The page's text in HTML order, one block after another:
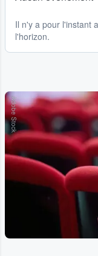
Il n'y a pour l'instant
l'horizon.
Adobe Stock